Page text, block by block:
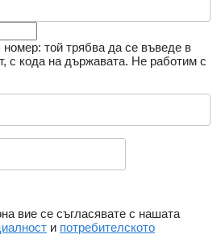
той трябва да се въведе в
с кода на държавата. Не работим с
вие се съгласявате с нашата
и потребителското